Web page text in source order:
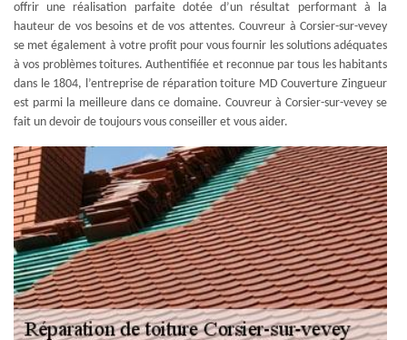
offrir une réalisation parfaite dotée d’un résultat performant à la
hauteur de vos besoins et de vos attentes. Couvreur à Corsier-sur-vevey
se met également à votre profit pour vous fournir les solutions adéquates
à vos problèmes toitures. Authentifiée et reconnue par tous les habitants
dans le 1804, l’entreprise de réparation toiture MD Couverture Zingueur
est parmi la meilleure dans ce domaine. Couvreur à Corsier-sur-vevey se
fait un devoir de toujours vous conseiller et vous aider.